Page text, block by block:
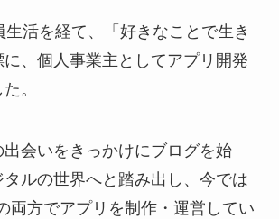
生活を経て、「好きなことで生き
、個人事業主としてアプリ開発
。
会いをきっかけにブログを始
ルの世界へと踏み出し、今では
両方でアプリを制作・運営してい